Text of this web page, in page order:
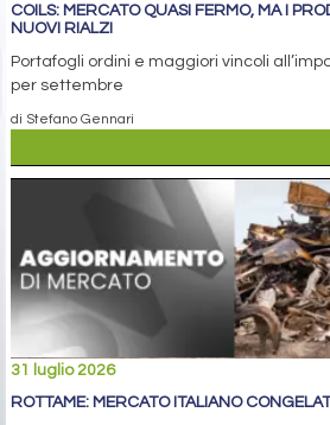
COILS: MERCATO QUASI FERMO, MA I
NUOVI RIALZI
Portafogli ordini e maggiori vincoli
per settembre
di Stefano Gennari
31 luglio 2026
ROTTAME: MERCATO ITALIANO